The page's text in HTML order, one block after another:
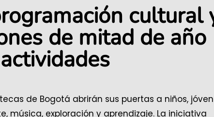
cultural
de mitad de año
de Bogotá abrirán sus puertas a niños,
exploración y aprendizaje. La iniciativa